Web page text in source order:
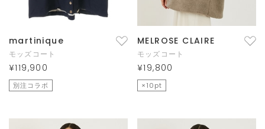
martinique
モッズコート
¥119,900
別注コラボ
MELROSE CLAIRE
モッズコート
¥19,800
×10pt